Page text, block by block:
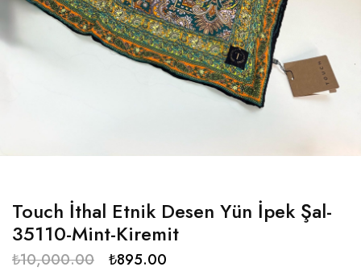
Touch İthal Etnik Desen Yün İpek Şal-
35110-Mint-Kiremit
₺10,000.00 ₺895.00